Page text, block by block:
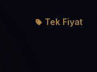
Tek Fiyat